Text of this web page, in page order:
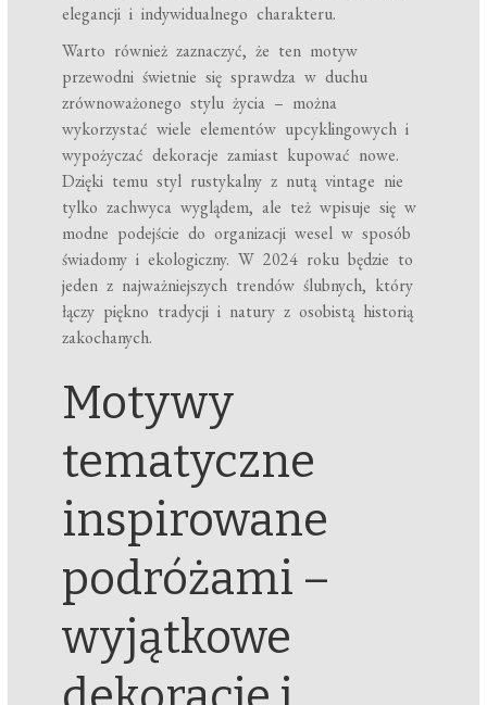
elegancji i indywidualnego charakteru.
Warto również zaznaczyć, że ten motyw
przewodni świetnie się sprawdza w duchu
zrównoważonego stylu życia – można
wykorzystać wiele elementów upcyklingowych i
wypożyczać dekoracje zamiast kupować nowe.
Dzięki temu styl rustykalny z nutą vintage nie
tylko zachwyca wyglądem, ale też wpisuje się w
modne podejście do organizacji wesel w sposób
świadomy i ekologiczny. W 2024 roku będzie to
jeden z najważniejszych trendów ślubnych, który
łączy piękno tradycji i natury z osobistą historią
zakochanych.
Motywy
tematyczne
inspirowane
podróżami –
wyjątkowe